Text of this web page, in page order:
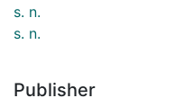
s. n.
s. n.
Publisher